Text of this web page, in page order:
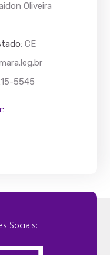
Oliveira
: CE
5545
Sociais: